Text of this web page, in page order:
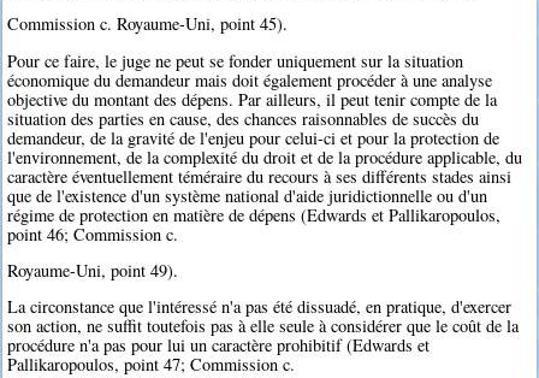
Commission c. Royaume-Uni, point 45).
Pour ce faire, le juge ne peut se fonder uniquement sur la situation
économique du demandeur mais doit également procéder à une analyse
objective du montant des dépens. Par ailleurs, il peut tenir compte de la
situation des parties en cause, des chances raisonnables de succès du
demandeur, de la gravité de l'enjeu pour celui-ci et pour la protection de
l'environnement, de la complexité du droit et de la procédure applicable, du
caractère éventuellement téméraire du recours à ses différents stades ainsi
que de l'existence d'un système national d'aide juridictionnelle ou d'un
régime de protection en matière de dépens (Edwards et Pallikaropoulos,
point 46; Commission c.
Royaume-Uni, point 49).
La circonstance que l'intéressé n'a pas été dissuadé, en pratique, d'exercer
son action, ne suffit toutefois pas à elle seule à considérer que le coût de la
procédure n'a pas pour lui un caractère prohibitif (Edwards et
Pallikaropoulos, point 47; Commission c.